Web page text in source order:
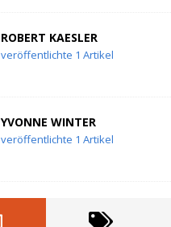
ROBERT KAESLER
veröffentlichte 1 Artikel
YVONNE WINTER
veröffentlichte 1 Artikel